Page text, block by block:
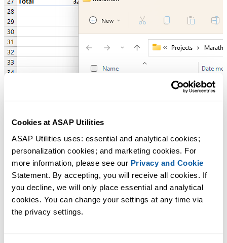
Cookies at ASAP Utilities
ASAP Utilities uses: essential and analytical cookies;
personalization cookies; and marketing cookies. For
more information, please see our Privacy and Cookie
Statement. By accepting, you will receive all cookies. If
you decline, we will only place essential and analytical
cookies. You can change your settings at any time via
the privacy settings.